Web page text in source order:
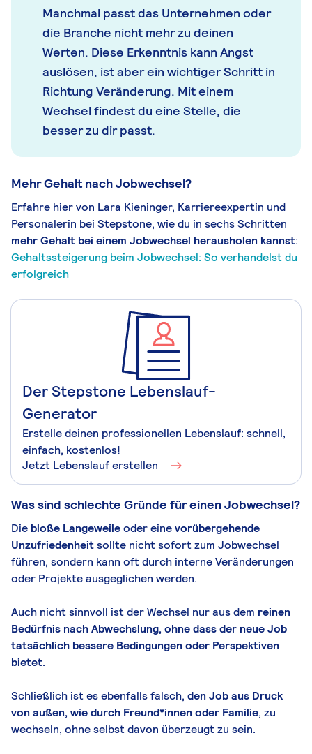
Manchmal passt das Unternehmen oder
die Branche nicht mehr zu deinen
Werten. Diese Erkenntnis kann Angst
auslösen, ist aber ein wichtiger Schritt in
Richtung Veränderung. Mit einem
Wechsel findest du eine Stelle, die
besser zu dir passt.
Mehr Gehalt nach Jobwechsel?
Erfahre hier von Lara Kieninger, Karriereexpertin und
Personalerin bei Stepstone, wie du in sechs Schritten
mehr Gehalt bei einem Jobwechsel herausholen kannst:
Gehaltssteigerung beim Jobwechsel: So verhandelst du
erfolgreich
Der Stepstone Lebenslauf-
Generator
Erstelle deinen professionellen Lebenslauf: schnell,
einfach, kostenlos!
Jetzt Lebenslauf erstellen
Was sind schlechte Gründe für einen Jobwechsel?
Die bloße Langeweileoder einevorübergehende
Unzufriedenheitsollte nicht sofort zum Jobwechsel
führen, sondern kann oft durch interne Veränderungen
oder Projekte ausgeglichen werden.
Auch nicht sinnvoll ist der Wechsel nur aus dem reinen
Bedürfnis nach Abwechslung, ohne dass der neue Job
tatsächlich bessere Bedingungen oder Perspektiven
bietet.
Schließlich ist es ebenfalls falsch, den Job aus Druck
von außen, wie durch Freund*innen oder Familie, zu
wechseln, ohne selbst davon überzeugt zu sein.